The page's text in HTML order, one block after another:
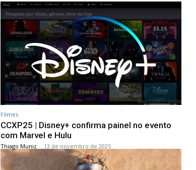
Filmes
CCXP25 | Disney+ confirma painel no evento
com Marvel e Hulu
Thiago Muniz - 13 de novembro de 2025